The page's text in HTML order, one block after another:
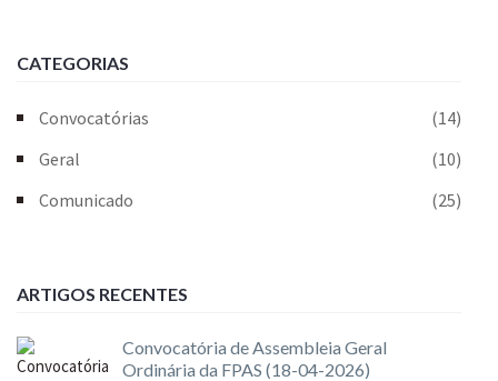
CATEGORIAS
Convocatórias
(14)
Geral
(10)
Comunicado
(25)
ARTIGOS RECENTES
Convocatória de Assembleia Geral
Ordinária da FPAS (18-04-2026)